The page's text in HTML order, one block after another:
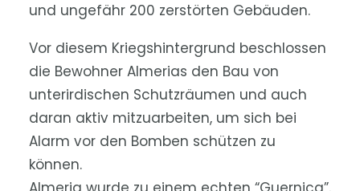
und ungefähr 200 zerstörten Gebäuden.
Vor diesem Kriegshintergrund beschlossen
die Bewohner Almerias den Bau von
unterirdischen Schutzräumen und auch
daran aktiv mitzuarbeiten, um sich bei
Alarm vor den Bomben schützen zu
können.